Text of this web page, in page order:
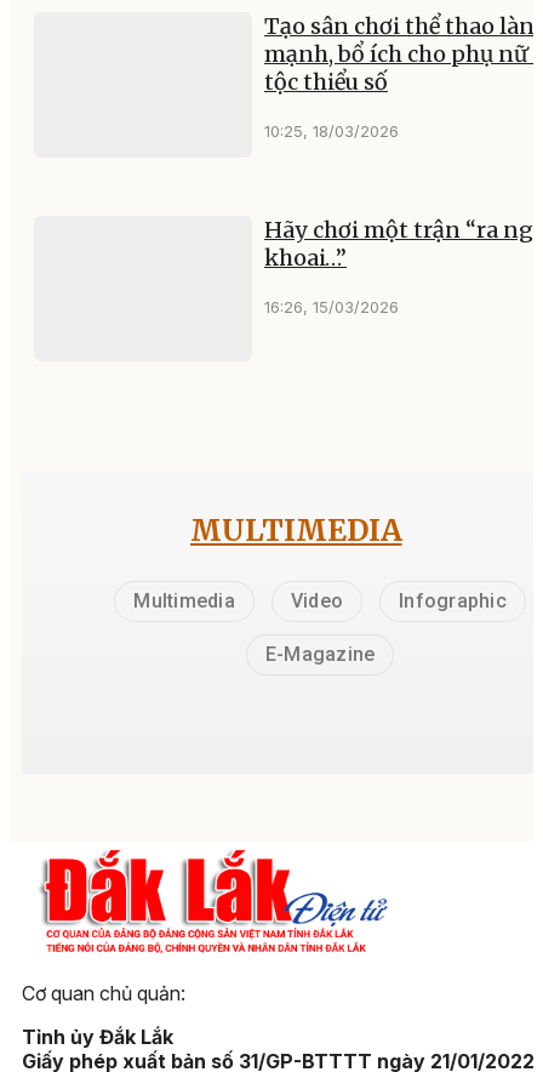
Tạo sân chơi thể thao
mạnh, bổ ích cho phụ nữ
tộc thiểu số
10:25, 18/03/2026
Hãy chơi một trận “ra
khoai…”
16:26, 15/03/2026
MULTIMEDIA
Multimedia Video Infographic
E-Magazine
Cơ quan chủ quản:
Tỉnh ủy Đắk Lắk
Giấy phép xuất bản số 31/GP-BTTTT ngày 21/01/2022